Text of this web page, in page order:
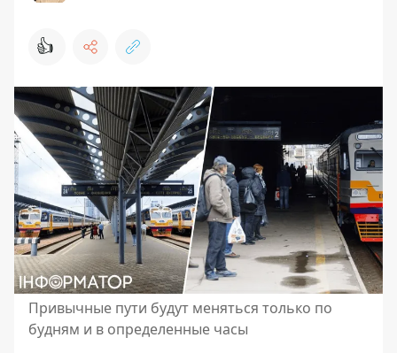
👍
Привычные пути будут меняться только по
будням и в определенные часы